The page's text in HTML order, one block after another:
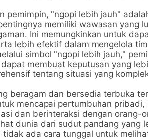
pemimpin, "ngopi lebih jauh"
memiliki wawasan yang
Ini memungkinkan untuk
lebih efektif dalam mengelola
simbol "ngopi lebih jauh,"
membuat keputusan yang
tentang situasi yang
beragam dan bersedia terbuka
mencapai pertumbuhan pribadi,
dan berinteraksi dengan orang-
dunia dari sudut pandang yang
ada cara tunggal untuk